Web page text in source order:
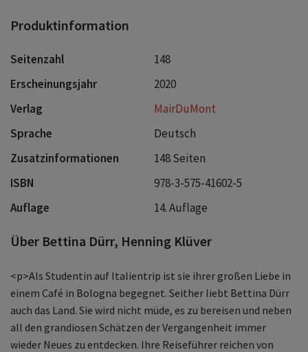
Produktinformation
Seitenzahl
148
Erscheinungsjahr
2020
Verlag
MairDuMont
Sprache
Deutsch
Zusatzinformationen
148 Seiten
ISBN
978-3-575-41602-5
Auflage
14. Auflage
Über Bettina Dürr, Henning Klüver
<p>Als Studentin auf Italientrip ist sie ihrer großen Liebe in
einem Café in Bologna begegnet. Seither liebt Bettina Dürr
auch das Land. Sie wird nicht müde, es zu bereisen und neben
all den grandiosen Schätzen der Vergangenheit immer
wieder Neues zu entdecken. Ihre Reiseführer reichen von